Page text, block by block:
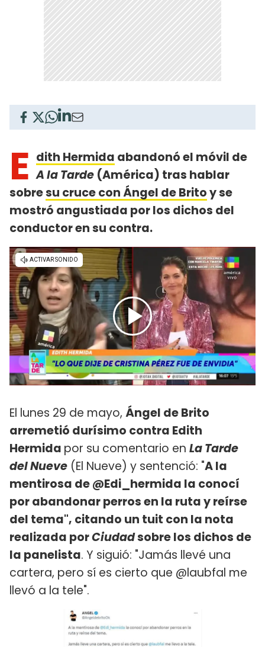
E dith Hermida abandonó el móvil de
A la Tarde (América) tras hablar
sobresu cruce con Ángel de Britoy se
mostró angustiada por los dichos del
conductor en su contra.
El lunes 29 de mayo, Ángel de Brito
arremetió durísimo contra Edith
Hermida por su comentario en La Tarde
del Nueve (El Nueve) y sentenció: "A la
mentirosa de @Edi_hermida la conocí
por abandonar perros en la ruta y reírse
del tema", citando un tuit con la nota
realizada porCiudadsobre los dichos de
la panelista. Y siguió: "Jamás llevé una
cartera, pero sí es cierto que @laubfal me
llevó a la tele".